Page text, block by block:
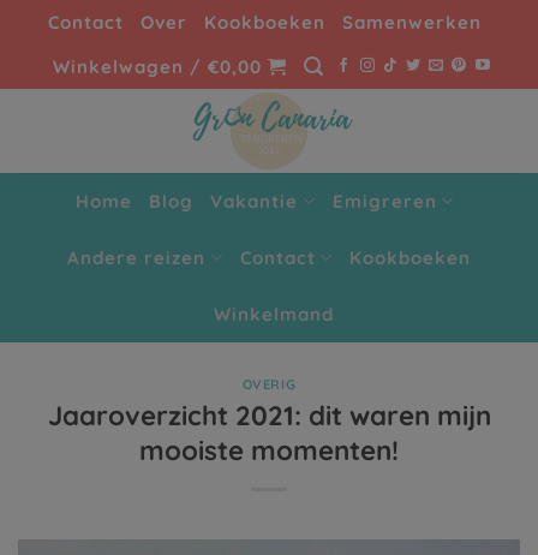
inhoud
Contact Over Kookboeken
Samenwerken
Winkelwagen / €0,00
Home Blog Vakantie Emigreren
Andere reizen Contact Kookboeken
Winkelmand
OVERIG
Jaaroverzicht 2021: dit waren mijn
mooiste momenten!